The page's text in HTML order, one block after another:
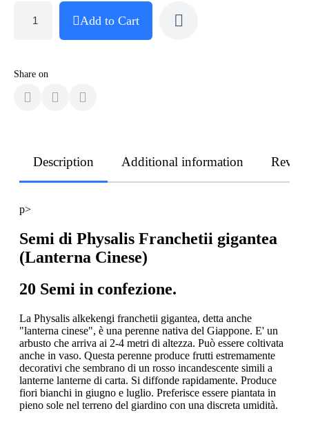
Add to Cart
Share on
Description Additional information
p>
Semi di Physalis Franchetii gigantea
(Lanterna Cinese)
20 Semi in confezione.
La Physalis alkekengi franchetii gigantea, detta anche
"lanterna cinese", è una perenne nativa del Giappone. E' un
arbusto che arriva ai 2-4 metri di altezza. Può essere coltivata
anche in vaso. Questa perenne produce frutti estremamente
decorativi che sembrano di un rosso incandescente simili a
lanterne lanterne di carta. Si diffonde rapidamente. Produce
fiori bianchi in giugno e luglio. Preferisce essere piantata in
pieno sole nel terreno del giardino con una discreta umidità.